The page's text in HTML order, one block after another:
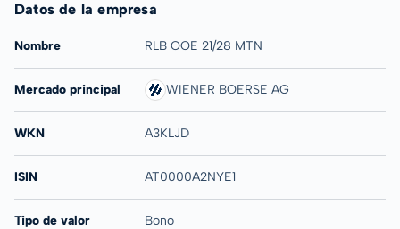
Datos de la empresa
Nombre RLB OOE 21/28 MTN
Mercado principal WIENER BOERSE AG
WKN A3KLJD
ISIN AT0000A2NYE1
Tipo de valor Bono